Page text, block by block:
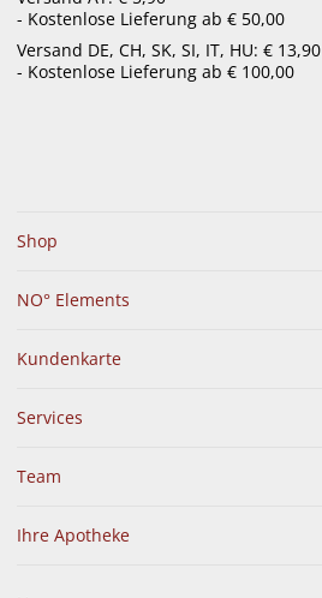
- Kostenlose Lieferung ab € 50,00
Versand DE, CH, SK, SI, IT, HU: € 13,90
- Kostenlose Lieferung ab € 100,00
Shop
NO° Elements
Kundenkarte
Services
Team
Ihre Apotheke